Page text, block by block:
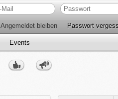
Angemeldet bleiben Passwort
Events